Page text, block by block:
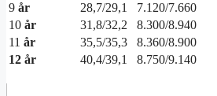
9 år 28,7/29,1
7.120/7.660
10 år 31,8/32,2
8.300/8.940
11 år 35,5/35,3
8.360/8.900
12 år
40,4/39,1 8.750/9.140